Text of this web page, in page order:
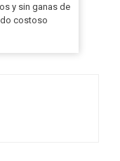
y sin ganas de
costoso